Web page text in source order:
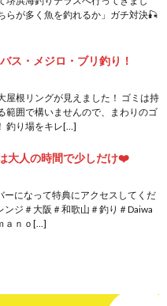
らが多く魚を釣れるか」ガチ対決🎣
ス・メジロ・ブリ釣り！
屋根リングが見えました！ ゴミは持
範囲で構いませんので、まわりのゴ
釣り場をキレ[…]
大人の時間で少しだけ❤️
ーになって特典にアクセスしてくだ
ンジ＃大阪＃和歌山＃釣り＃Daiwa
ａｎｏ[…]